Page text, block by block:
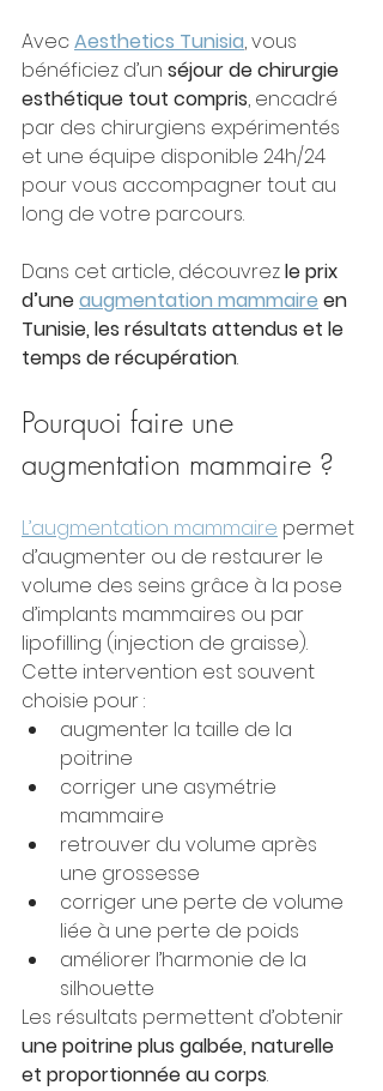
Avec Aesthetics Tunisia, vous
bénéficiez d’un séjour de chirurgie
esthétique tout compris, encadré
par des chirurgiens expérimentés
et une équipe disponible 24h/24
pour vous accompagner tout au
long de votre parcours.
Dans cet article, découvrez le prix
d’une augmentation mammaire en
Tunisie, les résultats attendus et le
temps de récupération.
Pourquoi faire une
augmentation mammaire ?
L’augmentation mammaire permet
d’augmenter ou de restaurer le
volume des seins grâce à la pose
d’implants mammaires ou par
lipofilling (injection de graisse).
Cette intervention est souvent
choisie pour :
augmenter la taille de la
poitrine
corriger une asymétrie
mammaire
retrouver du volume après
une grossesse
corriger une perte de volume
liée à une perte de poids
améliorer l’harmonie de la
silhouette
Les résultats permettent d’obtenir
une poitrine plus galbée, naturelle
et proportionnée au corps.